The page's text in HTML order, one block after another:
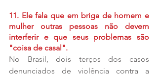
11. Ele fala que em briga de homem e
mulher outras pessoas não devem
interferir e que seus problemas são
"coisa de casal".
No Brasil, dois terços dos casos
denunciados de violência contra a